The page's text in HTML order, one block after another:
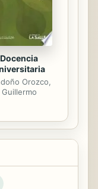
Docencia
Orozco,
Guillermo